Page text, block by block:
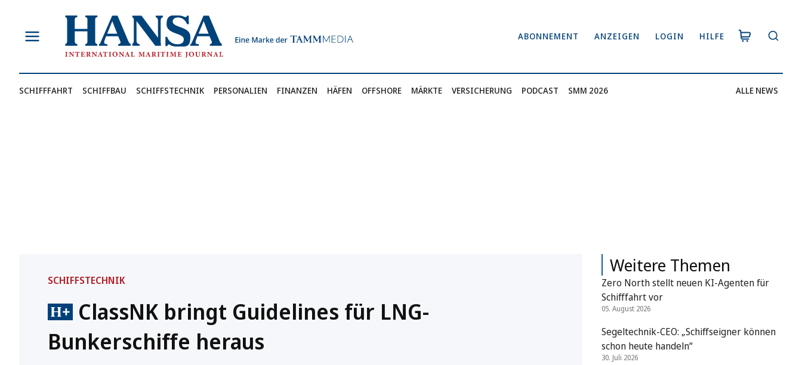
springen
ABONNEMENT ANZEIGEN LOGIN HILFE
SCHIFFFAHRT SCHIFFBAU SCHIFFSTECHNIK PERSONALIEN FINANZEN HÄFEN OFFSHORE MÄRKTE VERSICHERUNG PODCAST SMM 2026 ALLE NEWS
SCHIFFSTECHNIK
ClassNK bringt Guidelines für LNG-
Bunkerschiffe heraus
Weitere Themen
Zero North stellt neuen KI-Agenten für
Schifffahrt vor
05. August 2026
Segeltechnik-CEO: „Schiffseigner können
schon heute handeln“
30. Juli 2026